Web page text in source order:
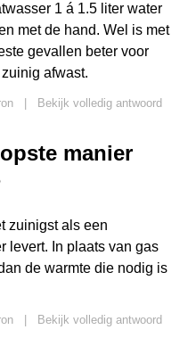
1 á 1.5 liter water
met de hand. Wel is met
gevallen beter voor
afwast.
Bekijk volledig antwoord
manier
zuinigst als een
levert. In plaats van gas
de warmte die nodig is
Bekijk volledig antwoord